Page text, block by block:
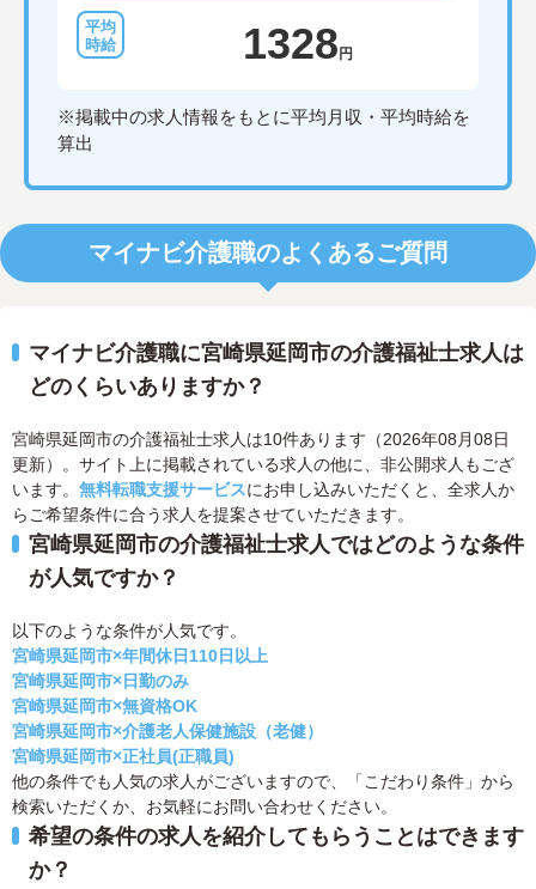
1328 円
※掲載中の求人情報をもとに平均月収・平均時給を
算出
マイナビ介護職のよくあるご質問
マイナビ介護職に宮崎県延岡市の介護福祉士求人は
どのくらいありますか？
宮崎県延岡市の介護福祉士求人は10件あります（2026年08月08日
更新）。サイト上に掲載されている求人の他に、非公開求人もござ
います。 無料転職支援サービスにお申し込みいただくと、全求人か
らご希望条件に合う求人を提案させていただきます。
宮崎県延岡市の介護福祉士求人ではどのような条件
が人気ですか？
以下のような条件が人気です。
宮崎県延岡市×年間休日110日以上
宮崎県延岡市×日勤のみ
宮崎県延岡市×無資格OK
宮崎県延岡市×介護老人保健施設（老健）
宮崎県延岡市×正社員(正職員)
他の条件でも人気の求人がございますので、「こだわり条件」から
検索いただくか、お気軽にお問い合わせください。
希望の条件の求人を紹介してもらうことはできます
か？